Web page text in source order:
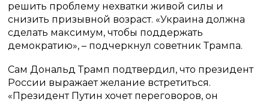
решить проблему нехватки живой силы и
снизить призывной возраст. «Украина должна
сделать максимум, чтобы поддержать
демократию», – подчеркнул советник Трампа.
Сам Дональд Трамп подтвердил, что президент
России выражает желание встретиться.
«Президент Путин хочет переговоров, он